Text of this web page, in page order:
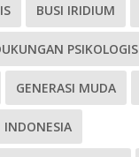
BUSI IRIDIUM
PSIKOLOGIS
GENERASI MUDA
INDONESIA